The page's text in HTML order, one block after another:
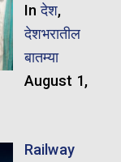
Inदेश,
देशभरातील
बातम्या
August 1,
Railway